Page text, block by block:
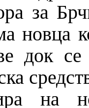
за
новца
док
на